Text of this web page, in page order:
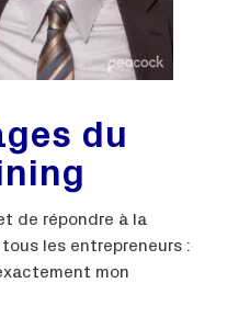
du
de répondre à la
les entrepreneurs :
mon